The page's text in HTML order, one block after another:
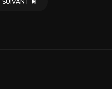
SUIVANT